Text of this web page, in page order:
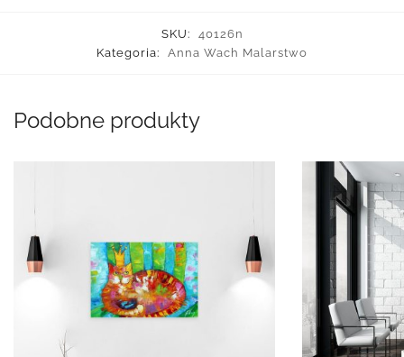
SKU:
40126n
Kategoria:
Anna Wach Malarstwo
Podobne produkty